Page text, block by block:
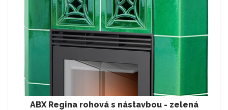
ABX Regina rohová s nástavbou - zelená